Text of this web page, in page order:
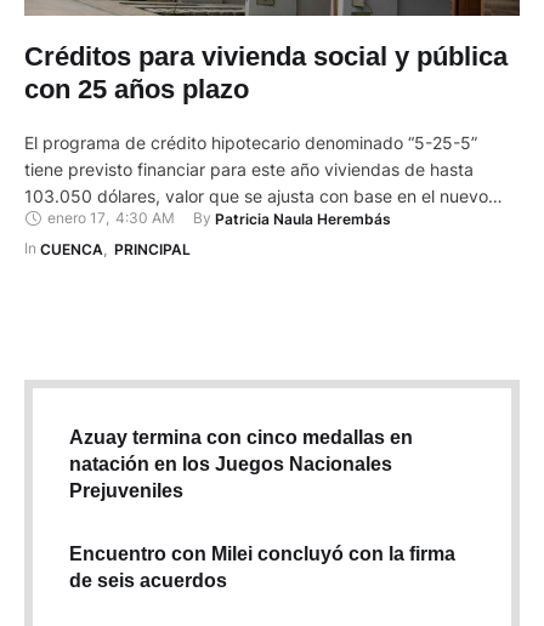
Créditos para vivienda social y pública
con 25 años plazo
El programa de crédito hipotecario denominado “5-25-5”
tiene previsto financiar para este año viviendas de hasta
103.050 dólares, valor que se ajusta con base en el nuevo
salario básico unificado. Para 2023 y 2024, el fideicomiso
creado para este programa ha destinado 250 millones de
enero 17, 4:30 AM By Patricia Naula Herembás
In CUENCA PRINCIPAL
Azuay termina con cinco medallas en
natación en los Juegos Nacionales
Prejuveniles
Encuentro con Milei concluyó con la firma
de seis acuerdos